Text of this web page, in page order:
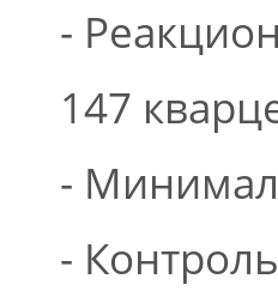
-
147
-
-